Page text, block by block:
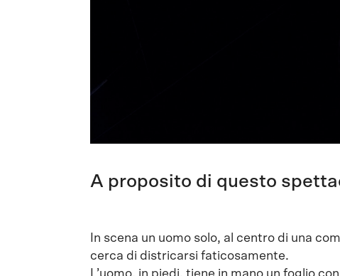
A proposito di questo
In scena un uomo solo, al centro di una
cerca di districarsi faticosamente.